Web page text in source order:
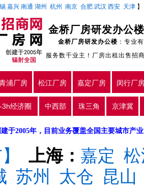
嘉兴 南通 湖州 杭州 南京 合肥 武汉 西安 天津 】
金桥厂房研发办公楼
金桥厂房研发办公楼 ：专业
服务数千业主！厂房出租出售招
浦厂房 松江厂房 嘉定厂房 闵行厂
3h经济圈 中西部 珠三角 京津冀
于2005年，目前业务覆盖全国主要城市产
上海： 嘉定
苏州 太仓 昆山